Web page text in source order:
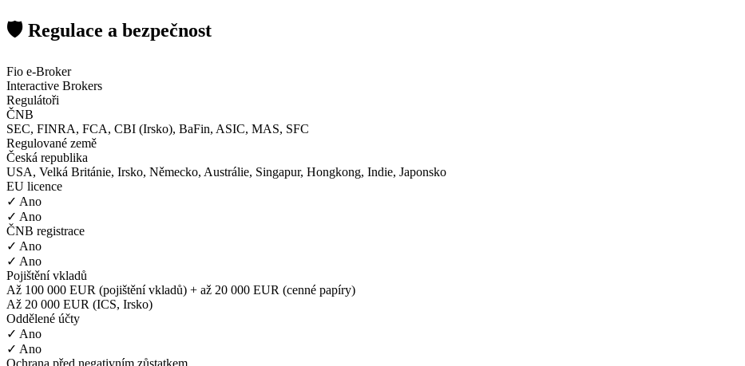
🛡️ Regulace a bezpečnost
Fio e-Broker
Interactive Brokers
Regulátoři
ČNB
SEC, FINRA, FCA, CBI (Irsko), BaFin, ASIC, MAS, SFC
Regulované země
Česká republika
USA, Velká Británie, Irsko, Německo, Austrálie, Singapur, Hongkong, Indie, Japonsko
EU licence
✓ Ano
✓ Ano
ČNB registrace
✓ Ano
✓ Ano
Pojištění vkladů
Až 100 000 EUR (pojištění vkladů) + až 20 000 EUR (cenné papíry)
Až 20 000 EUR (ICS, Irsko)
Oddělené účty
✓ Ano
✓ Ano
Ochrana před negativním zůstatkem